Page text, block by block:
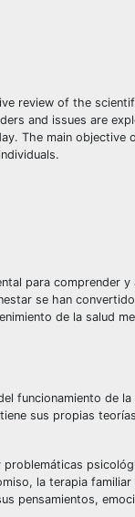
review of the
and issues are
The main objective
para comprender
se han
de la salud
funcionamiento de la
sus propias
la terapia
pensamientos,